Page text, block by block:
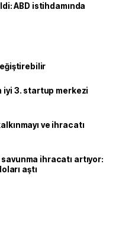
ABD istihdamında
iyi 3. startup merkezi
ve ihracatı
ihracatı artıyor:
aştı